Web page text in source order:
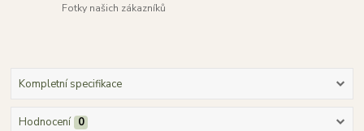
Fotky našich zákazníků
Kompletní specifikace
Hodnocení 0